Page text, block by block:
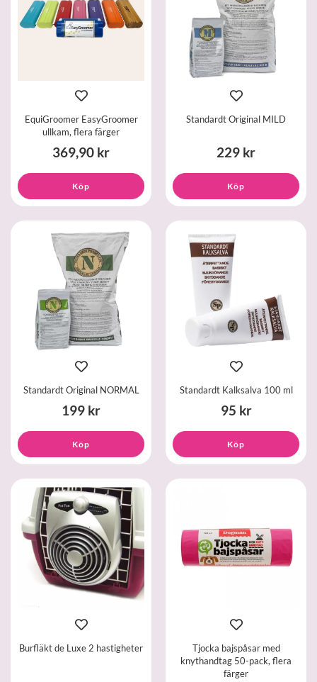
EquiGroomer EasyGroomer
ullkam, flera färger
369,90 kr
Köp
Standardt Original MILD
229 kr
Köp
Standardt Original NORMAL
199 kr
Köp
Standardt Kalksalva 100 ml
95 kr
Köp
Burfläkt de Luxe 2 hastigheter
Tjocka bajspåsar med
knythandtag 50-pack, flera
färger